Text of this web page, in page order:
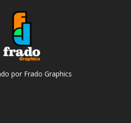
por Frado Graphics